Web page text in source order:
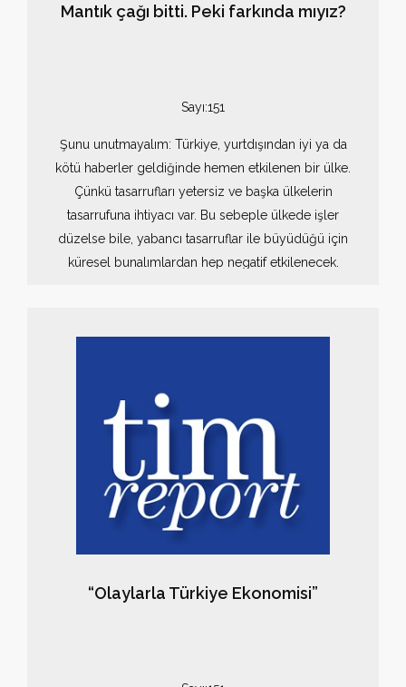
Mantık çağı bitti. Peki farkında mıyız?
Sayı:151
Şunu unutmayalım: Türkiye, yurtdışından iyi ya da
kötü haberler geldiğinde hemen etkilenen bir ülke.
Çünkü tasarrufları yetersiz ve başka ülkelerin
tasarrufuna ihtiyacı var. Bu sebeple ülkede işler
düzelse bile, yabancı tasarruflar ile büyüdüğü için
küresel bunalımlardan hep negatif etkilenecek.
“Olaylarla Türkiye Ekonomisi”